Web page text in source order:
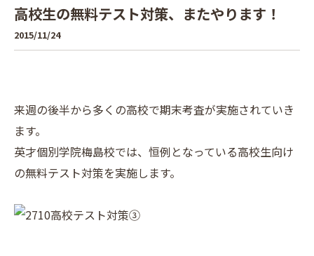
高校生の無料テスト対策、またやります！
2015/11/24
来週の後半から多くの高校で期末考査が実施されていき
ます。
英才個別学院梅島校では、恒例となっている高校生向け
の無料テスト対策を実施します。